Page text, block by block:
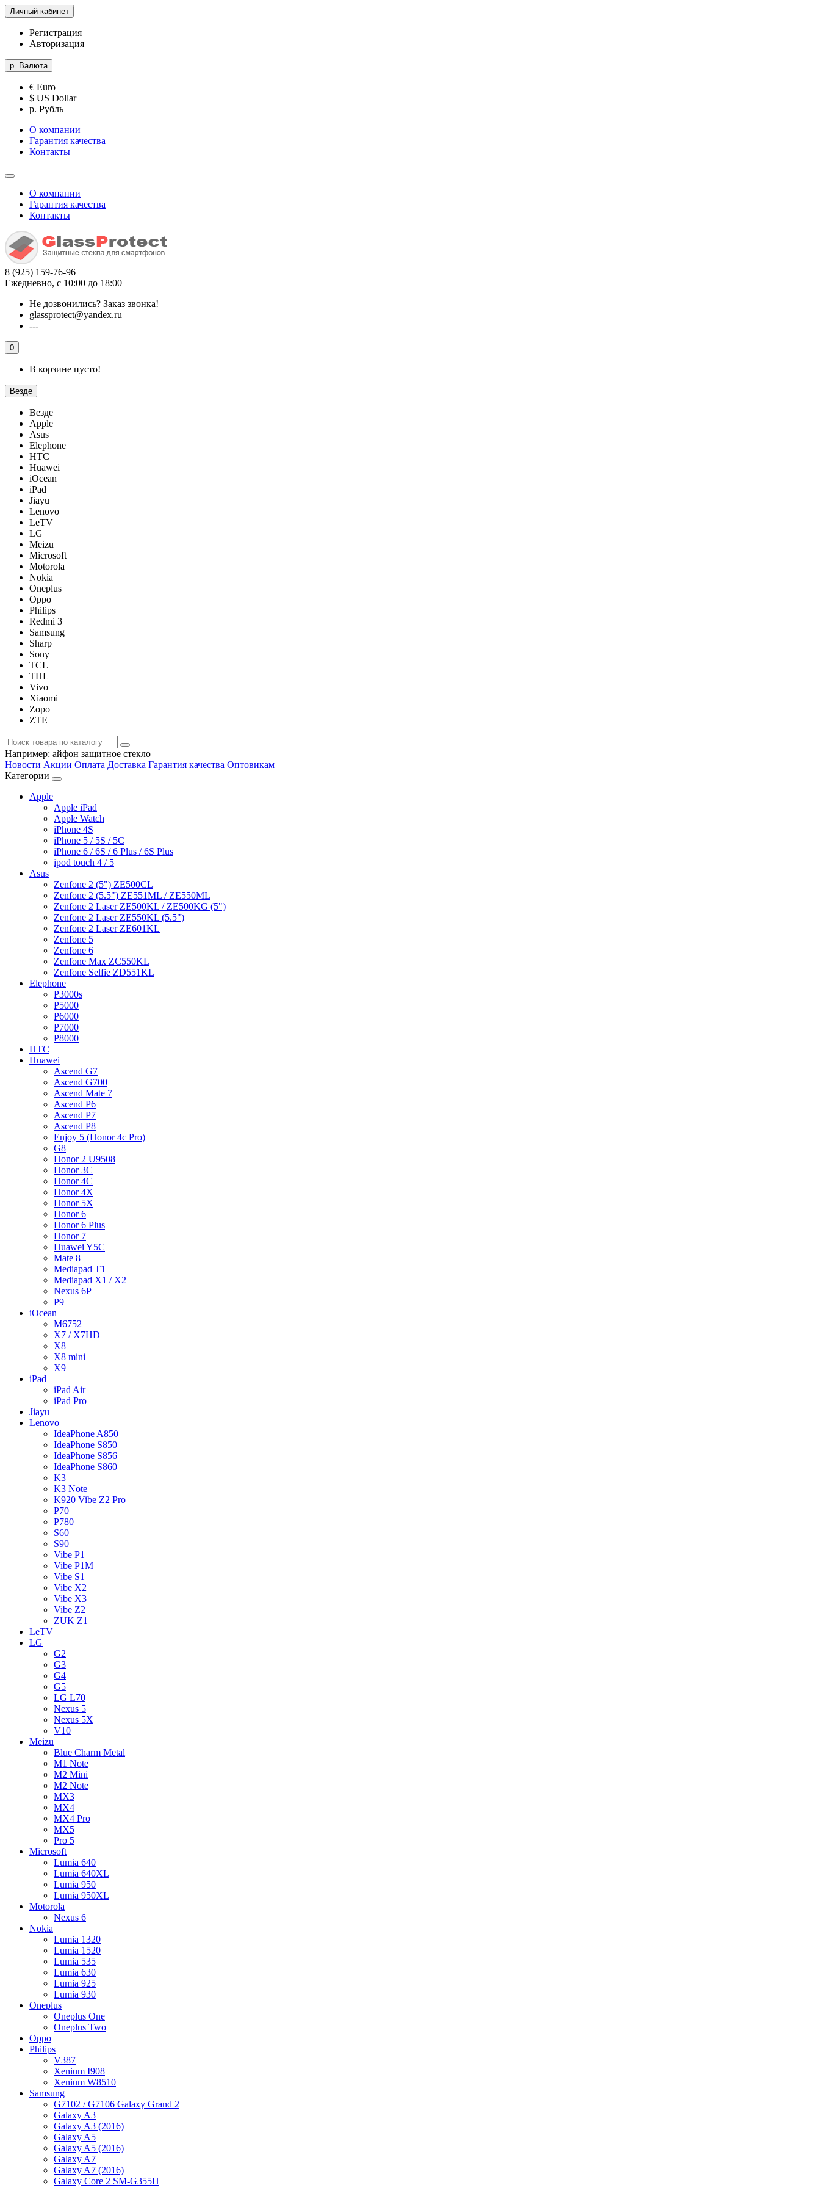
Личный кабинет
Регистрация
Авторизация
р. Валюта
€ Euro
$ US Dollar
р. Рубль
О компании
Гарантия качества
Контакты
О компании
Гарантия качества
Контакты
8 (925) 159-76-96
Ежедневно, с 10:00 до 18:00
Не дозвонились? Заказ звонка!
glassprotect@yandex.ru
---
0
В корзине пусто!
Везде
Везде
Apple
Asus
Elephone
HTC
Huawei
iOcean
iPad
Jiayu
Lenovo
LeTV
LG
Meizu
Microsoft
Motorola
Nokia
Oneplus
Oppo
Philips
Redmi 3
Samsung
Sharp
Sony
TCL
THL
Vivo
Xiaomi
Zopo
ZTE
Например: айфон защитное стекло
Новости Акции Оплата Доставка Гарантия качества Оптовикам
Категории
Apple
Apple iPad
Apple Watch
iPhone 4S
iPhone 5 / 5S / 5C
iPhone 6 / 6S / 6 Plus / 6S Plus
ipod touch 4 / 5
Asus
Zenfone 2 (5") ZE500CL
Zenfone 2 (5.5") ZE551ML / ZE550ML
Zenfone 2 Laser ZE500KL / ZE500KG (5")
Zenfone 2 Laser ZE550KL (5.5")
Zenfone 2 Laser ZE601KL
Zenfone 5
Zenfone 6
Zenfone Max ZC550KL
Zenfone Selfie ZD551KL
Elephone
P3000s
P5000
P6000
P7000
P8000
HTC
Huawei
Ascend G7
Ascend G700
Ascend Mate 7
Ascend P6
Ascend P7
Ascend P8
Enjoy 5 (Honor 4c Pro)
G8
Honor 2 U9508
Honor 3C
Honor 4C
Honor 4X
Honor 5X
Honor 6
Honor 6 Plus
Honor 7
Huawei Y5C
Mate 8
Mediapad T1
Mediapad X1 / X2
Nexus 6P
P9
iOcean
M6752
X7 / X7HD
X8
X8 mini
X9
iPad
iPad Air
iPad Pro
Jiayu
Lenovo
IdeaPhone A850
IdeaPhone S850
IdeaPhone S856
IdeaPhone S860
K3
K3 Note
K920 Vibe Z2 Pro
P70
P780
S60
S90
Vibe P1
Vibe P1M
Vibe S1
Vibe X2
Vibe X3
Vibe Z2
ZUK Z1
LeTV
LG
G2
G3
G4
G5
LG L70
Nexus 5
Nexus 5X
V10
Meizu
Blue Charm Metal
M1 Note
M2 Mini
M2 Note
MX3
MX4
MX4 Pro
MX5
Pro 5
Microsoft
Lumia 640
Lumia 640XL
Lumia 950
Lumia 950XL
Motorola
Nexus 6
Nokia
Lumia 1320
Lumia 1520
Lumia 535
Lumia 630
Lumia 925
Lumia 930
Oneplus
Oneplus One
Oneplus Two
Oppo
Philips
V387
Xenium I908
Xenium W8510
Samsung
G7102 / G7106 Galaxy Grand 2
Galaxy A3
Galaxy A3 (2016)
Galaxy A5
Galaxy A5 (2016)
Galaxy A7
Galaxy A7 (2016)
Galaxy Core 2 SM-G355H